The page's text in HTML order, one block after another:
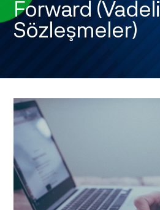
Forward (Vadeli
Sözleşmeler)